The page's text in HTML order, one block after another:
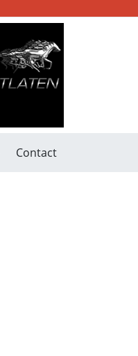
Contact